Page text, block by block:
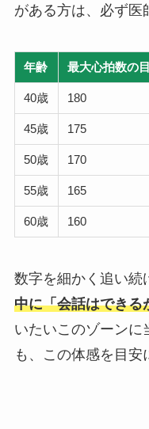
がある方は、必ず医
年齢 最大心拍数の
40歳 180
45歳 175
50歳 170
55歳 165
60歳 160
数字を細かく追い続
中に「会話はできる
いたいこのゾーンに
も、この体感を目安